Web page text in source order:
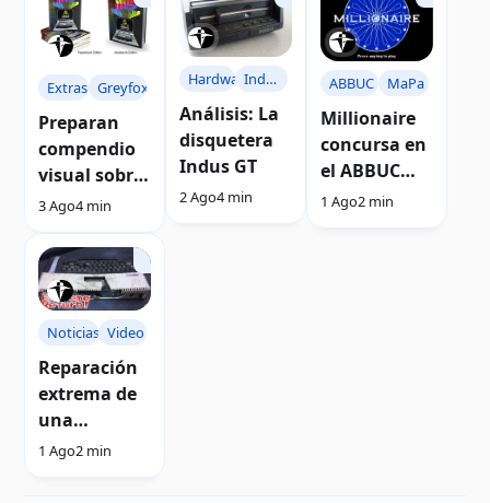
Extras Greyfox
Preparan
compendio
visual sobre
computador
bits
3 Ago4 min
HardwareIndus
GT
Análisis: La
disquetera
Indus GT
2 Ago4 min
ABBUC MaPa
Millionaire
concursa en
el ABBUC
2018
1 Ago2 min
Noticias Video
Reparación
extrema de
una
computador
1 Ago2 min